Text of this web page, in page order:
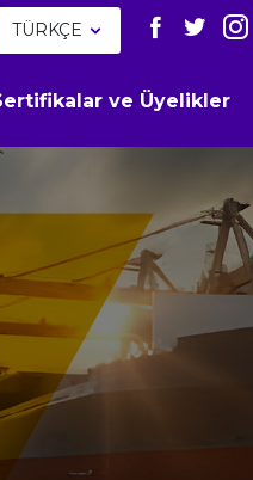
TÜRKÇE
ve Üyelikler